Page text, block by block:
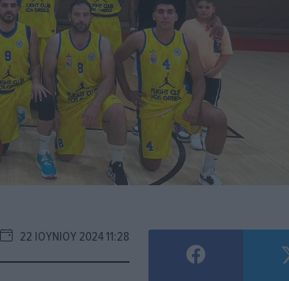
22 ΙΟΥΝΊΟΥ 2024 11:28